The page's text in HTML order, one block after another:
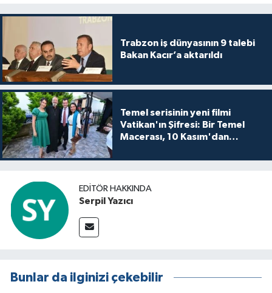
Trabzon iş dünyasının 9 talebi
Bakan Kacır’a aktarıldı
Temel serisinin yeni filmi
Vatikan'ın Şifresi: Bir Temel
Macerası, 10 Kasım'dan
buluşuyo
EDITÖR HAKKINDA
Serpil Yazıcı
Bunlar da ilginizi çekebilir